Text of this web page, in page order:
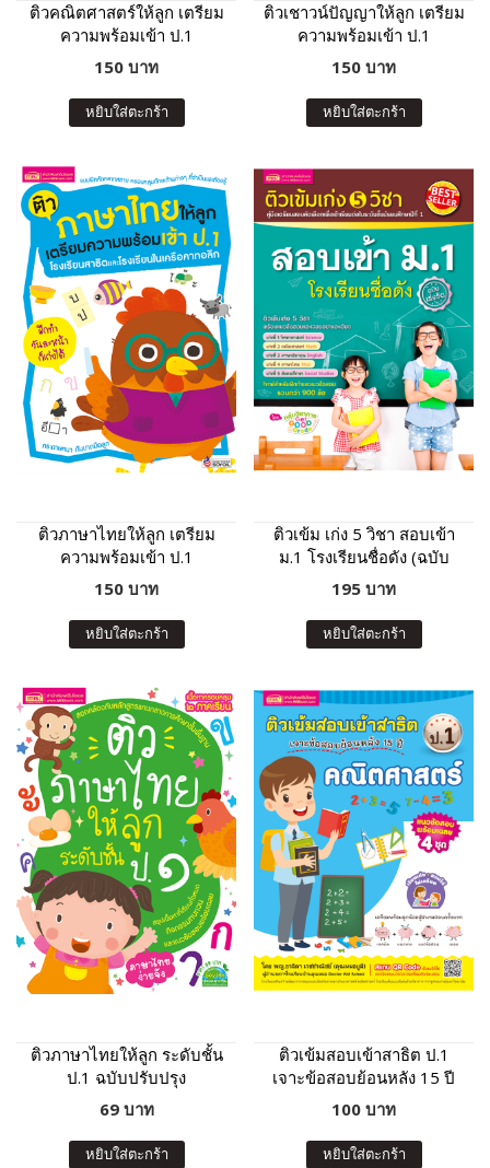
ติวคณิตศาสตร์ให้ลูก เตรียม
ความพร้อมเข้า ป.1
โรงเรียนสาธิตและโรงเรียน
ปรับปรุง)
150 บาท
หยิบใส่ตะกร้า
ติวเชาวน์ปัญญาให้ลูก เตรียม
ความพร้อมเข้า ป.1
โรงเรียนสาธิตและโรงเรียน
ปรับปรุง)
150 บาท
หยิบใส่ตะกร้า
ติวภาษาไทยให้ลูก เตรียม
ความพร้อมเข้า ป.1
โรงเรียนสาธิตและโรงเรียน
ในเครือคาทอลิก (ฉบับ
ปรับปรุง)
150 บาท
หยิบใส่ตะกร้า
ติวเข้ม เก่ง 5 วิชา สอบเข้า
ม.1 โรงเรียนชื่อดัง (ฉบับ
เร่งรัด)
195 บาท
หยิบใส่ตะกร้า
ติวภาษาไทยให้ลูก ระดับชั้น
ป.1 ฉบับปรับปรุง
69 บาท
หยิบใส่ตะกร้า
ติวเข้มสอบเข้าสาธิต ป.1
เจาะข้อสอบย้อนหลัง 15 ปี
คณิตศาสตร์
100 บาท
หยิบใส่ตะกร้า